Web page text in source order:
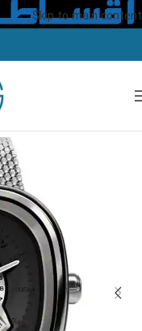
Skip to main content